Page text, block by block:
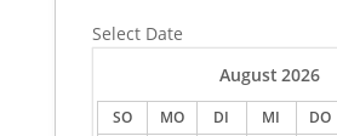
Select Date
August 2026
SO MO DI MI DO